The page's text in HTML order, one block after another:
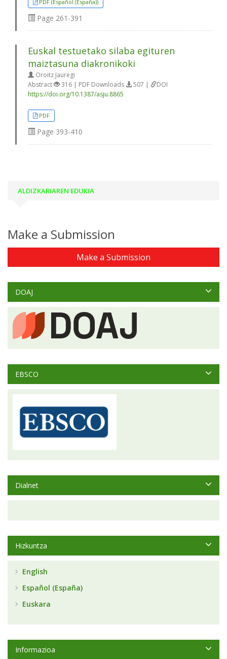
PDF (Español (España))
Page 261-391
Euskal testuetako silaba egituren
maiztasuna diakronikoki
Oroitz Jauregi
Abstract
316 | PDF Downloads 507 |
DOI
https://doi.org/10.1387/asju.8865
PDF
Page 393-410
ALDIZKARIAREN EDUKIA
Make a Submission
Make a Submission
DOAJ
EBSCO
Dialnet
Hizkuntza
English
Español (España)
Euskara
Informazioa